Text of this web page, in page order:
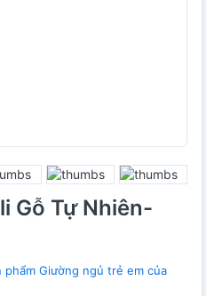
Gỗ Tự Nhiên-
phẩm Giường ngủ trẻ em của